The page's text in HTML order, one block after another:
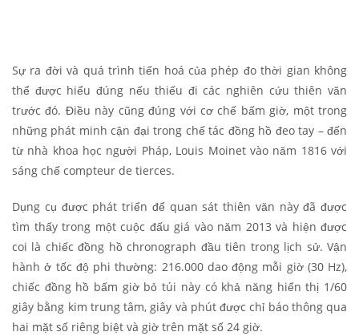
Sự ra đời và quá trình tiến hoá của phép đo thời gian không
thể được hiểu đúng nếu thiếu đi các nghiên cứu thiên văn
trước đó. Điều này cũng đúng với cơ chế bấm giờ, một trong
những phát minh cận đại trong chế tác đồng hồ đeo tay – đến
từ nhà khoa học người Pháp, Louis Moinet vào năm 1816 với
sáng chế compteur de tierces.
Dụng cụ được phát triển để quan sát thiên văn này đã được
tìm thấy trong một cuộc đấu giá vào năm 2013 và hiện được
coi là chiếc đồng hồ chronograph đầu tiên trong lịch sử. Vận
hành ở tốc độ phi thường: 216.000 dao động mỗi giờ (30 Hz),
chiếc đồng hồ bấm giờ bỏ túi này có khả năng hiển thị 1/60
giây bằng kim trung tâm, giây và phút được chỉ báo thông qua
hai mặt số riêng biệt và giờ trên mặt số 24 giờ.